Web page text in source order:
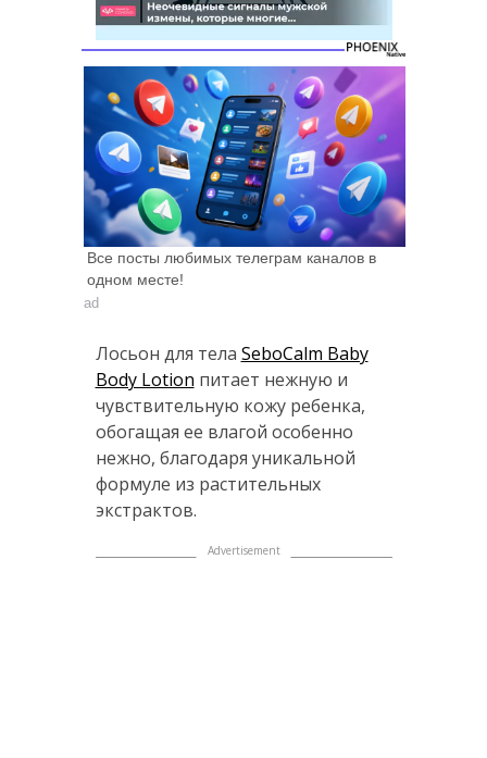
Все посты любимых телеграм каналов в
одном месте!
ad
Лосьон для тела SeboCalm Baby
Body Lotion питает нежную и
чувствительную кожу ребенка,
обогащая ее влагой особенно
нежно, благодаря уникальной
формуле из растительных
экстрактов.